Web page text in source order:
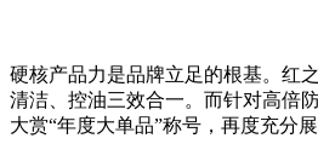
硬核产品力是品牌立足的根基。红
清洁、控油三效合一。而针对高倍
大赏“年度大单品”称号，再度充分